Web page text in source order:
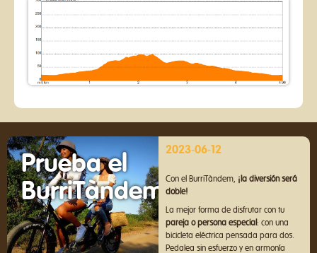
Prueba el
BurriTàndem!
2023-06-12
Con el BurriTàndem, ¡la diversión será
doble!
La mejor forma de disfrutar con tu
pareja o persona especial : con una
bicicleta eléctrica pensada para dos.
Pedalea sin esfuerzo y en armonía